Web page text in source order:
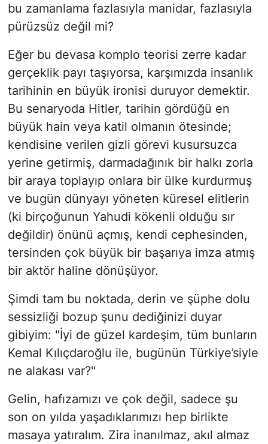
bu zamanlama fazlasıyla manidar, fazlasıyla
pürüzsüz değil mi?
​Eğer bu devasa komplo teorisi zerre kadar
gerçeklik payı taşıyorsa, karşımızda insanlık
tarihinin en büyük ironisi duruyor demektir.
Bu senaryoda Hitler, tarihin gördüğü en
büyük hain veya katil olmanın ötesinde;
kendisine verilen gizli görevi kusursuzca
yerine getirmiş, darmadağınık bir halkı zorla
bir araya toplayıp onlara bir ülke kurdurmuş
ve bugün dünyayı yöneten küresel elitlerin
(ki birçoğunun Yahudi kökenli olduğu sır
değildir) önünü açmış, kendi cephesinden,
tersinden çok büyük bir başarıya imza atmış
bir aktör haline dönüşüyor.
Şimdi tam bu noktada, derin ve şüphe dolu
sessizliği bozup şunu dediğinizi duyar
gibiyim: "İyi de güzel kardeşim, tüm bunların
Kemal Kılıçdaroğlu ile, bugünün Türkiye’siyle
ne alakası var?"
​Gelin, hafızamızı ve çok değil, sadece şu
son on yılda yaşadıklarımızı hep birlikte
masaya yatıralım. Zira inanılmaz, akıl almaz